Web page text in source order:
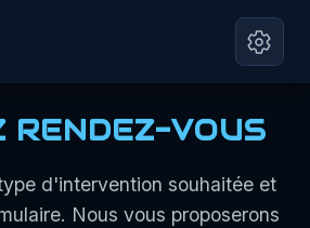
RENDEZ-VOUS
d'intervention souhaitée et
Nous vous proposerons